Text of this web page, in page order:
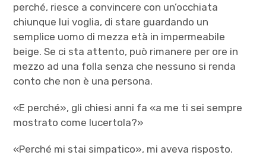
perché, riesce a convincere con un’occhiata
chiunque lui voglia, di stare guardando un
semplice uomo di mezza età in impermeabile
beige. Se ci sta attento, può rimanere per ore in
mezzo ad una folla senza che nessuno si renda
conto che non è una persona.
«E perché», gli chiesi anni fa «a me ti sei sempre
mostrato come lucertola?»
«Perché mi stai simpatico», mi aveva risposto.